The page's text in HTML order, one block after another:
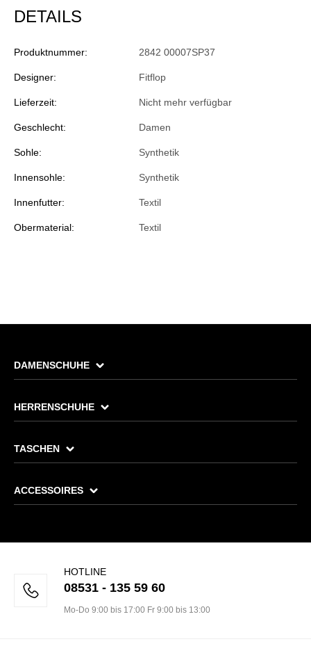
DETAILS
Produktnummer: 2842 00007SP37
Designer: Fitflop
Lieferzeit: Nicht mehr verfügbar
Geschlecht: Damen
Sohle: Synthetik
Innensohle: Synthetik
Innenfutter: Textil
Obermaterial: Textil
DAMENSCHUHE
HERRENSCHUHE
TASCHEN
ACCESSOIRES
HOTLINE
08531 - 135 59 60
Mo-Do 9:00 bis 17:00 Fr 9:00 bis 13:00